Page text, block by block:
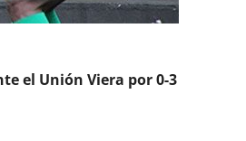
el Unión Viera por 0-3